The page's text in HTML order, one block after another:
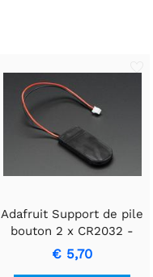
Adafruit Support de pile
bouton 2 x CR2032 -
Sortie 6 V - Interrupteur
marche/arrêt
€ 5,70